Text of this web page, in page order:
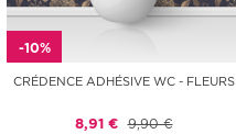
-10%
CRÉDENCE ADHÉSIVE WC - FLEURS
8,91 € 9,90 €